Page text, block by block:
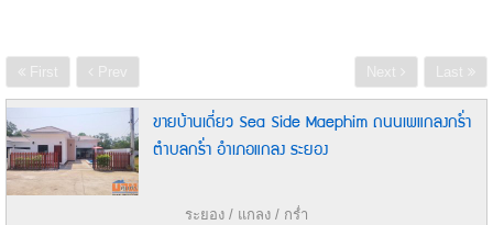
First Prev Last
Next
ขายบ้านเดี่ยว Sea Side Maephim ถนนเพแกลงกร่ำ
ตำบลกร่ำ อำเภอแกลง ระยอง
ระยอง / แกลง / กร่ำ